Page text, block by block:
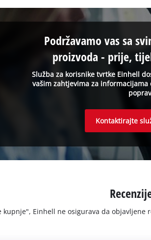
Služba za korisnike tvrtke Einhell
vašim zahtjevima za
Podržavamo vas sa
proizvoda - prije,
Kontaktirajte
kupnje", Einhell ne osigurava da